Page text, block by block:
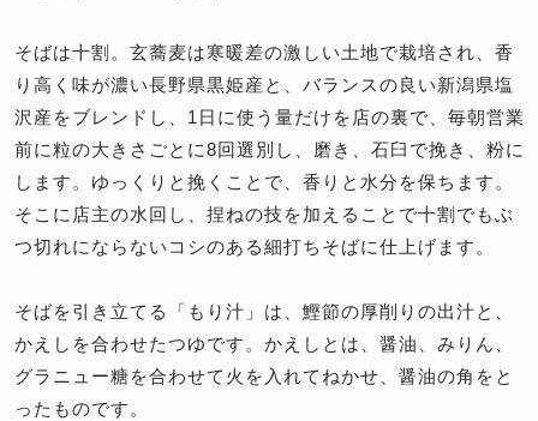
そばは十割。玄蕎麦は寒暖差の激しい土地で栽培され、香
り高く味が濃い長野県黒姫産と、バランスの良い新潟県塩
沢産をブレンドし、1日に使う量だけを店の裏で、毎朝営業
前に粒の大きさごとに8回選別し、磨き、石臼で挽き、粉に
します。ゆっくりと挽くことで、香りと水分を保ちます。
そこに店主の水回し、捏ねの技を加えることで十割でもぶ
つ切れにならないコシのある細打ちそばに仕上げます。
そばを引き立てる「もり汁」は、鰹節の厚削りの出汁と、
かえしを合わせたつゆです。かえしとは、醤油、みりん、
グラニュー糖を合わせて火を入れてねかせ、醤油の角をと
ったものです。